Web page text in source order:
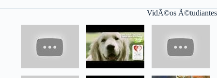
VidÃ©os Ã©tudiantes